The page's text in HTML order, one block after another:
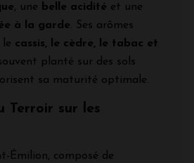
, une belle acidité et une
à la garde. Ses arômes
cassis, le cèdre, le tabac et
planté sur des sols
sa maturité optimale.
Terroir sur les
Émilion, composé de